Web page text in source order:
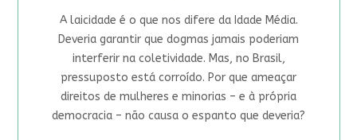
A laicidade é o que nos difere da Idade Média.
Deveria garantir que dogmas jamais poderiam
interferir na coletividade. Mas, no Brasil,
pressuposto está corroído. Por que ameaçar
direitos de mulheres e minorias – e à própria
democracia – não causa o espanto que deveria?